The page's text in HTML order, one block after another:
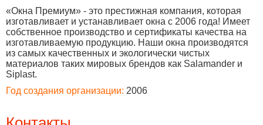
«Окна Премиум» - это престижная компания, которая
изготавливает и устанавливает окна с 2006 года! Имеет
собственное производство и сертификаты качества на
изготавливаемую продукцию. Наши окна производятся
из самых качественных и экологически чистых
материалов таких мировых брендов как Salamander и
Siplast.
Год создания организации: 2006